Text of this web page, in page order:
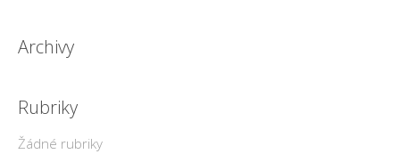
Archivy
Rubriky
Žádné rubriky